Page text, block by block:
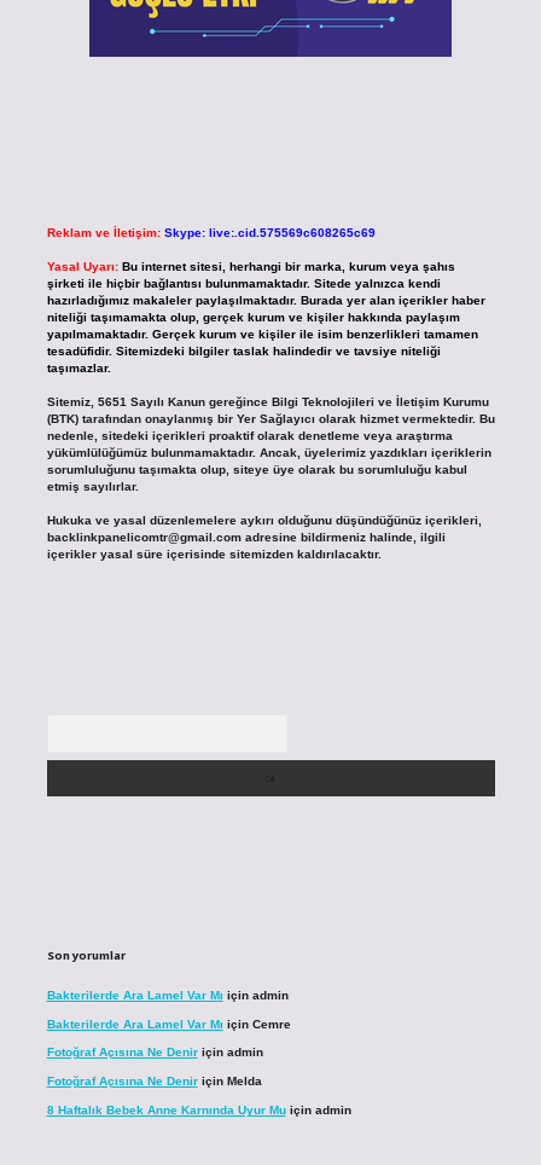
Reklam ve İletişim: Skype: live:.cid.575569c608265c69
Yasal Uyarı: Bu internet sitesi, herhangi bir marka, kurum veya şahıs
şirketi ile hiçbir bağlantısı bulunmamaktadır. Sitede yalnızca kendi
hazırladığımız makaleler paylaşılmaktadır. Burada yer alan içerikler haber
niteliği taşımamakta olup, gerçek kurum ve kişiler hakkında paylaşım
yapılmamaktadır. Gerçek kurum ve kişiler ile isim benzerlikleri tamamen
tesadüfidir. Sitemizdeki bilgiler taslak halindedir ve tavsiye niteliği
taşımazlar.
Sitemiz, 5651 Sayılı Kanun gereğince Bilgi Teknolojileri ve İletişim Kurumu
(BTK) tarafından onaylanmış bir Yer Sağlayıcı olarak hizmet vermektedir. Bu
nedenle, sitedeki içerikleri proaktif olarak denetleme veya araştırma
yükümlülüğümüz bulunmamaktadır. Ancak, üyelerimiz yazdıkları içeriklerin
sorumluluğunu taşımakta olup, siteye üye olarak bu sorumluluğu kabul
etmiş sayılırlar.
Hukuka ve yasal düzenlemelere aykırı olduğunu düşündüğünüz içerikleri,
backlinkpanelicomtr@gmail.comadresine bildirmeniz halinde, ilgili
içerikler yasal süre içerisinde sitemizden kaldırılacaktır.
Son yorumlar
Bakterilerde Ara Lamel Var Mı için admin
Bakterilerde Ara Lamel Var Mı için Cemre
Fotoğraf Açısına Ne Deniriçin admin
Fotoğraf Açısına Ne Deniriçin Melda
8 Haftalık Bebek Anne Karnında Uyur Muiçin admin